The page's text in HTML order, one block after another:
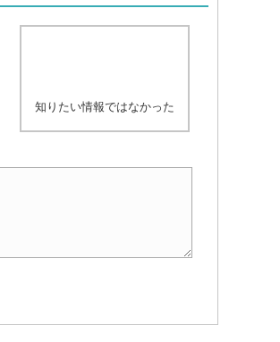
知りたい情報ではなかった